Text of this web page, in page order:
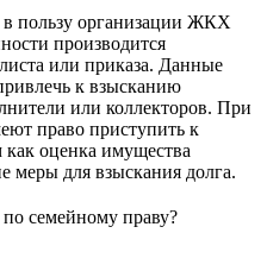
в пользу организации ЖКХ
производится
или приказа. Данные
к взысканию
или коллекторов. При
право приступить к
оценка имущества
меры для взыскания долга.
семейному праву?